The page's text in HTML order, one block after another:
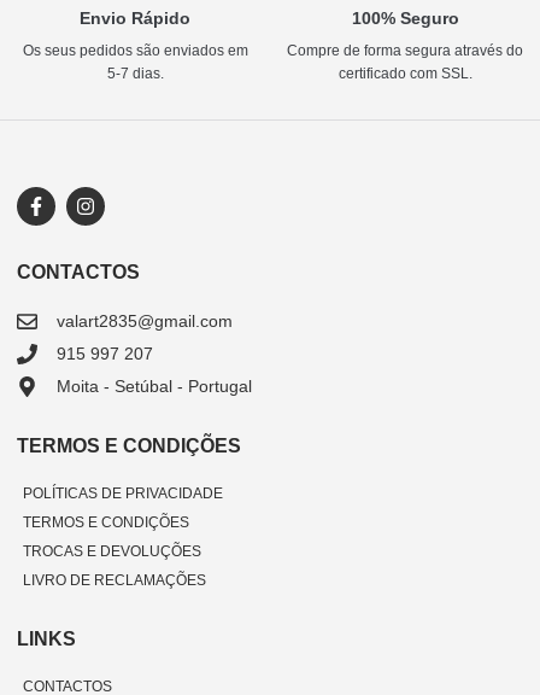
Envio Rápido
Os seus pedidos são enviados em
5-7 dias.
100% Seguro
Compre de forma segura através do
certificado com SSL.
CONTACTOS
valart2835@gmail.com
915 997 207
Moita - Setúbal - Portugal
TERMOS E CONDIÇÕES
POLÍTICAS DE PRIVACIDADE
TERMOS E CONDIÇÕES
TROCAS E DEVOLUÇÕES
LIVRO DE RECLAMAÇÕES
LINKS
CONTACTOS